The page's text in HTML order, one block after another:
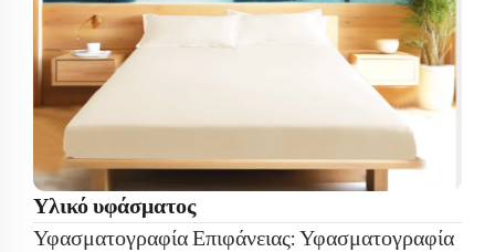
Υλικό υφάσματος
Υφασματογραφία Επιφάνειας: Υφασματογραφία